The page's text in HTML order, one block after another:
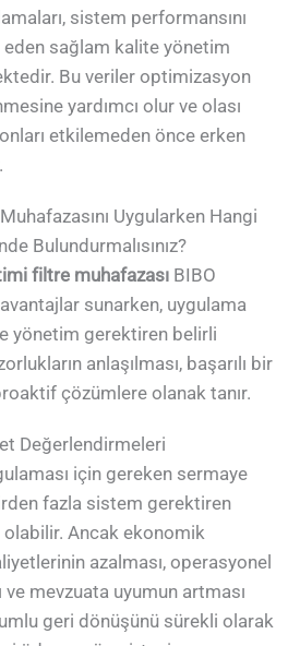
sistem performansını
sağlam kalite yönetim
Bu veriler optimizasyon
yardımcı olur ve olası
etkilemeden önce erken
Uygularken Hangi
Bulundurmalısınız?
filtre muhafazası BIBO
sunarken, uygulama
yönetim gerektiren belirli
anlaşılması, başarılı bir
çözümlere olanak tanır.
Değerlendirmeleri
için gereken sermaye
fazla sistem gerektiren
Ancak ekonomik
azalması, operasyonel
mevzuata uyumun artması
geri dönüşünü sürekli olarak